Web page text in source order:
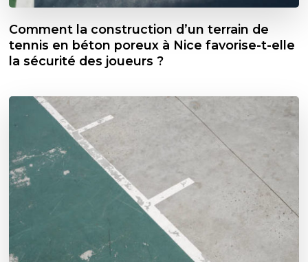
Comment la construction d’un terrain de
tennis en béton poreux à Nice favorise-t-elle
la sécurité des joueurs ?